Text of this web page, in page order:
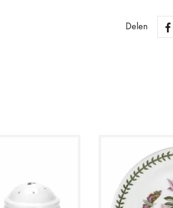
Delen